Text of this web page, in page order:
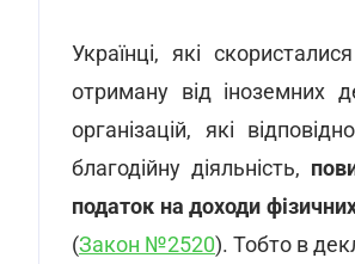
Українці, які
отриману від іноземних
організацій, які
благодійну діяльність,
податок на доходи
(Закон №2520). Тобто в